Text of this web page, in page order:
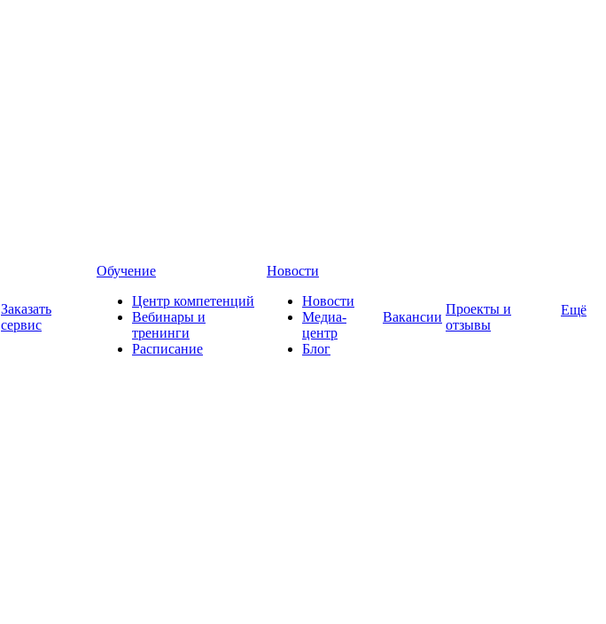
Заказать
сервис
Обучение
Центр компетенций
Вебинары и
тренинги
Расписание
Новости
Новости
Медиа-
центр
Блог
Вакансии
Проекты и
отзывы
Ещё